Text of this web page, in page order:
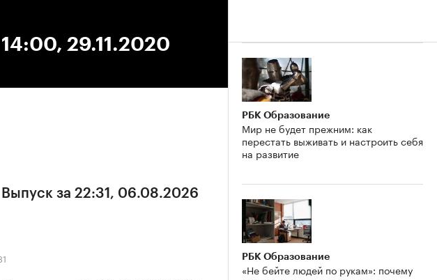
29.11.2020
Выпуск за 22:31, 06.08.2026
РБК Образование
Мир не будет прежним: как
перестать выживать и настроить себя
на развитие
РБК Образование
«Не бейте людей по рукам»: почему